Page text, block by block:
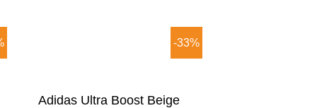
-33%
Adidas Ultra Boost Beige